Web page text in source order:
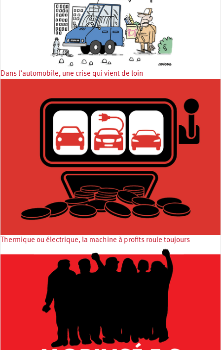
Dans l’automobile, une crise qui vient de loin
Thermique ou électrique, la machine à profits roule toujours